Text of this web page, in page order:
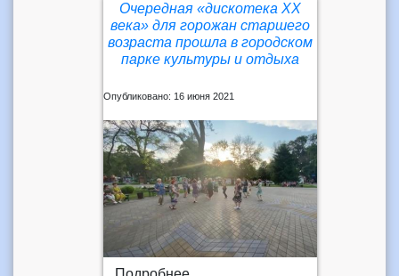
Очередная «дискотека XX
века» для горожан старшего
возраста прошла в городском
парке культуры и отдыха
Опубликовано: 16 июня 2021